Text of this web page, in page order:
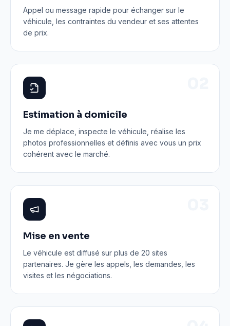
Appel ou message rapide pour échanger sur le
véhicule, les contraintes du vendeur et ses attentes
de prix.
Estimation à domicile
Je me déplace, inspecte le véhicule, réalise les
photos professionnelles et définis avec vous un prix
cohérent avec le marché.
Mise en vente
Le véhicule est diffusé sur plus de 20 sites
partenaires. Je gère les appels, les demandes, les
visites et les négociations.